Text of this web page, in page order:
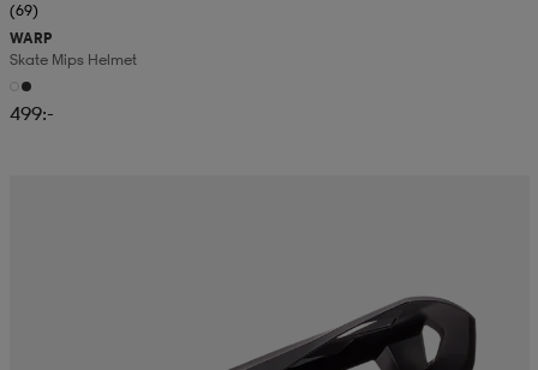
(69)
WARP
Skate Mips Helmet
499:-